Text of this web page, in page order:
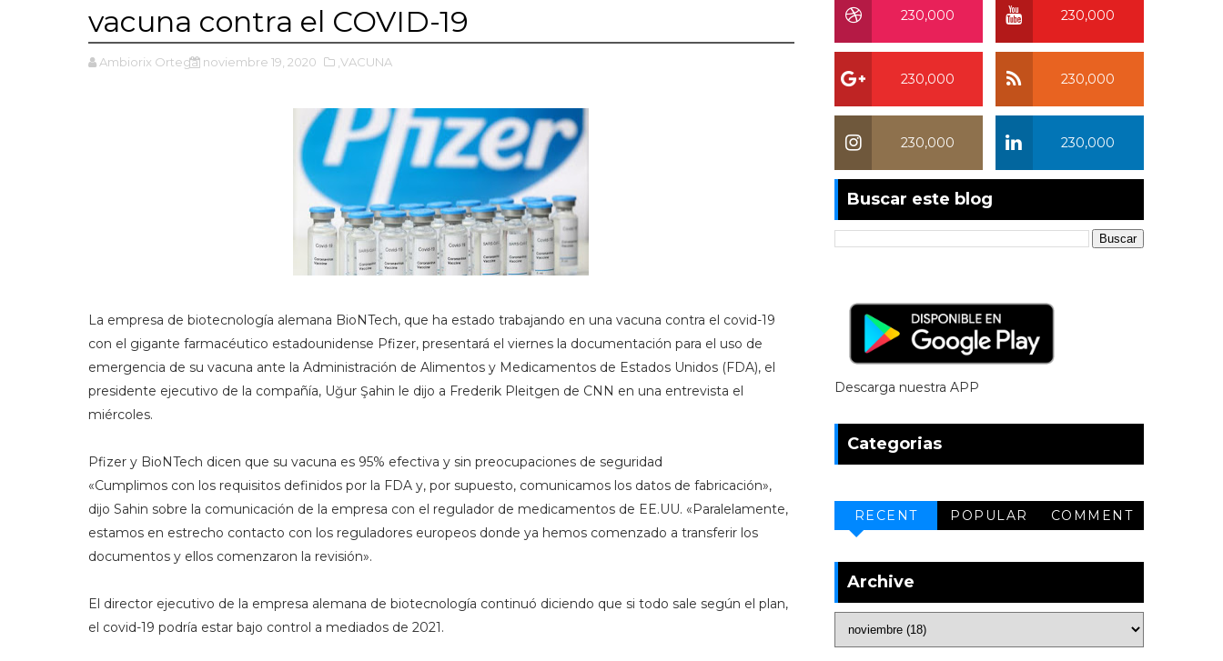
vacuna contra el COVID-19
Ambiorix Ortega noviembre 19, 2020 ,VACUNA
La empresa de biotecnología alemana BioNTech, que ha estado trabajando en una vacuna contra el covid-19
con el gigante farmacéutico estadounidense Pfizer, presentará el viernes la documentación para el uso de
emergencia de su vacuna ante la Administración de Alimentos y Medicamentos de Estados Unidos (FDA), el
presidente ejecutivo de la compañía, Uğur Şahin le dijo a Frederik Pleitgen de CNN en una entrevista el
miércoles.
Pfizer y BioNTech dicen que su vacuna es 95% efectiva y sin preocupaciones de seguridad
«Cumplimos con los requisitos definidos por la FDA y, por supuesto, comunicamos los datos de fabricación»,
dijo Sahin sobre la comunicación de la empresa con el regulador de medicamentos de EE.UU. «Paralelamente,
estamos en estrecho contacto con los reguladores europeos donde ya hemos comenzado a transferir los
documentos y ellos comenzaron la revisión».
El director ejecutivo de la empresa alemana de biotecnología continuó diciendo que si todo sale según el plan,
el covid-19 podría estar bajo control a mediados de 2021.
230,000
230,000
230,000
230,000
230,000
230,000
Buscar este blog
Descarga nuestra APP
Categorias
RECENT POPULAR COMMENT
Archive